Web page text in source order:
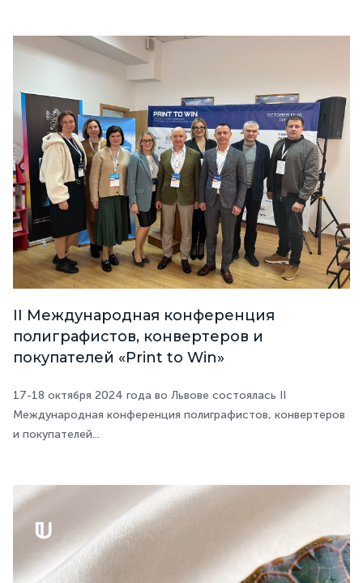
II Международная конференция
полиграфистов, конвертеров и
покупателей «Print to Win»
17-18 октября 2024 года во Львове состоялась II
Международная конференция полиграфистов, конвертеров
и покупателей...